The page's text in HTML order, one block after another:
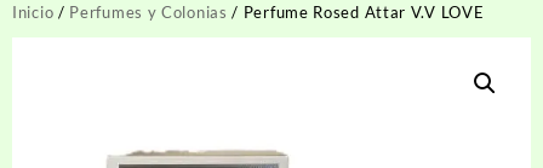
Inicio / Perfumes y Colonias / Perfume Rosed Attar V.V LOVE